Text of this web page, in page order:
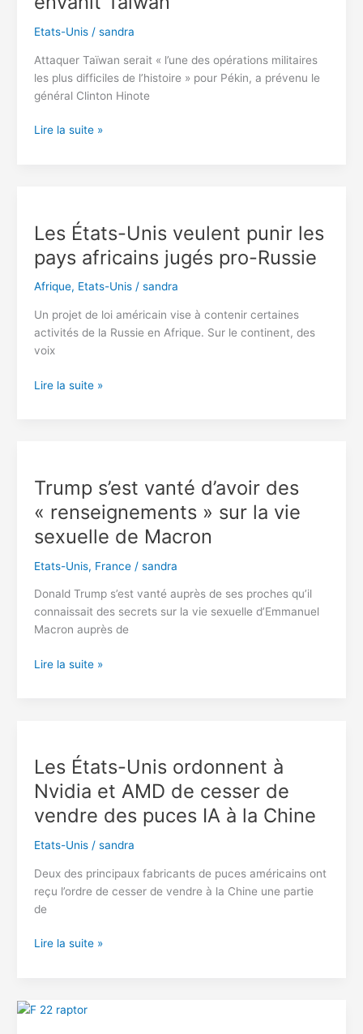
découverte
composant
chinois
Etats-Unis/ sandra
Attaquer Taïwan serait « l’une des opérations militaires
les plus difficiles de l’histoire » pour Pékin, a prévenu le
général Clinton Hinote
Un
explique
comment
les
USA
attaqueront
Chine
elle
Lire la suite »
Les États-Unis veulent punir les
pays africains jugés pro-Russie
Afrique, Etats-Unis/ sandra
Un projet de loi américain vise à contenir certaines
activités de la Russie en Afrique. Sur le continent, des
voix
Les
pays
africains
pro-
Russie
Lire la suite »
Trump s’est vanté d’avoir des
« renseignements » sur la vie
sexuelle de Macron
Etats-Unis, France/ sandra
Donald Trump s’est vanté auprès de ses proches qu’il
connaissait des secrets sur la vie sexuelle d’Emmanuel
Macron auprès de
Trump
« renseignements »
sur
la
sexuelle
de
Lire la suite »
Les États-Unis ordonnent à
Nvidia et AMD de cesser de
vendre des puces IA à la Chine
Etats-Unis/ sandra
Deux des principaux fabricants de puces américains ont
reçu l’ordre de cesser de vendre à la Chine une partie
de
Les
à
Lire la suite »